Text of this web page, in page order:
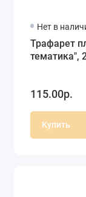
Нет в
Трафарет
тематика",
115.00р.
Купить